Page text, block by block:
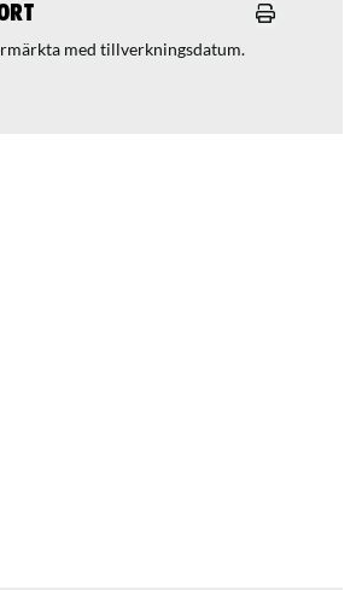
med tillverkningsdatum.